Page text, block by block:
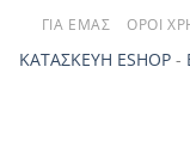
ΓΙΑ ΕΜΆΣ ΌΡΟΙ
ΚΑΤΑΣΚΕΥΗ ESHOP -